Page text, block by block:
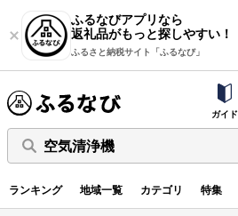
ふるなびアプリなら
返礼品がもっと探しやすい！
ふるさと納税サイト「ふるなび」
ガイド
空気清浄機
ランキング 地域一覧 カテゴリ 特集